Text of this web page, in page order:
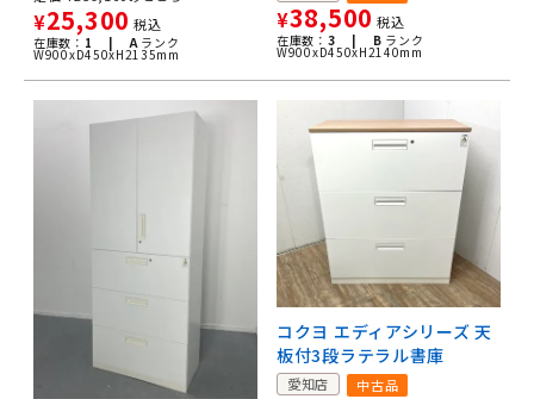
¥25,300 税込
在庫数： 1 | A ランク
W900xD450xH2135mm
¥38,500 税込
在庫数： 3 | B ランク
W900xD450xH2140mm
コクヨ エディアシリーズ 天
板付3段ラテラル書庫
愛知店
中古品